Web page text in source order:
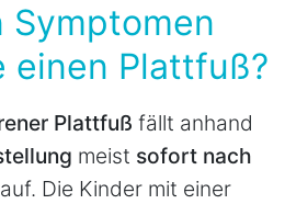
Symptomen
einen Plattfuß?
Plattfuß fällt anhand
meist sofort nach
auf. Die Kinder mit einer